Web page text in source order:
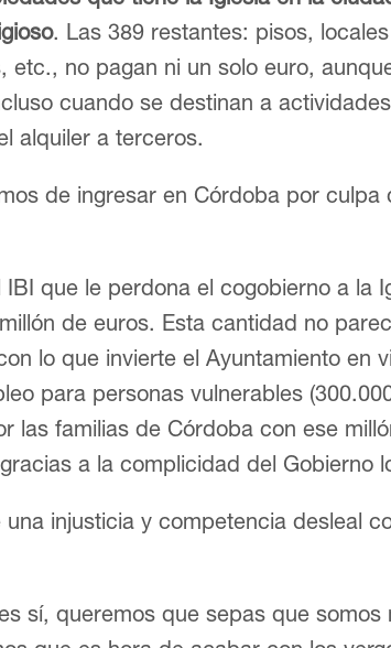
. Las 389 restantes: pisos,
etc., no pagan ni un solo euro,
cuando se destinan a
alquiler a terceros.
de ingresar en Córdoba por culpa
IBI que le perdona el cogobierno a la
de euros. Esta cantidad no
lo que invierte el Ayuntamiento en
para personas vulnerables
las familias de Córdoba con ese
a la complicidad del Gobierno
injusticia y competencia desleal
sí, queremos que sepas que somos